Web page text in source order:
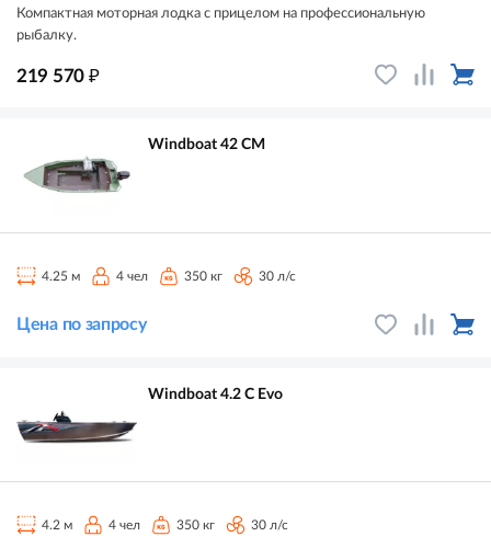
Компактная моторная лодка с прицелом на профессиональную
рыбалку.
219 570 ₽
Windboat 42 CM
4.25 м 4 чел 350 кг 30 л/с
Цена по запросу
Windboat 4.2 С Evo
4.2 м 4 чел 350 кг 30 л/с